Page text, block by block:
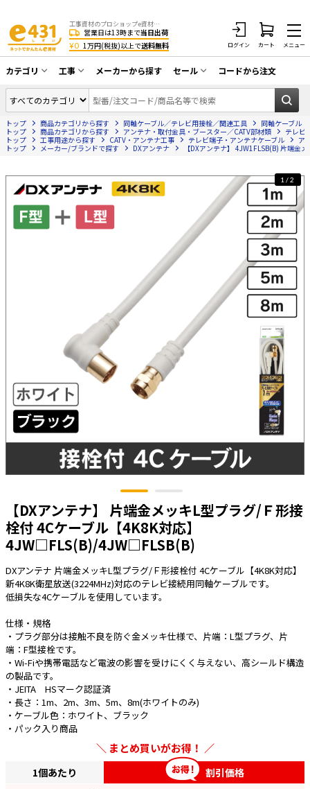
工事資材のプロショップe資材 CATV・アンテナ・防犯・光・LAN・電気・空調工事など
営業日は13時まで当日出荷
¥0 1万円(税抜)以上で送料無料 ログイン カート メニュー
カテゴリ
同軸ケーブル／テレビ用接栓／関連工具
アンテナ・取付金具・ブースター／CATV
部材類
配線補助具（モール・結束バンド・テー
防犯工事関連
HDMIケーブル・周辺機器／RCAケーブル
電話線／コネクタ／アダプタ
LANケーブル・コネクタ・関連資材/機器
エアコン・換気扇・空調資材
太陽光発電ケーブル・コネクタ・関連資
電源ケーブル／コネクタ／分電盤／ブレ
ーカ
照明・照明器具
スイッチ・コンセント（配線器具）
PF管/FEP管/CD管/情報線保護管
ボックス・ビニル電線管付属品・引き込
みカバー
工具関連
EV充電設備工事関連
感染症関連
その他
e431オリジナル
暑さ対策
販売終了品
工事
CATV・アンテナ工事
光工事・FTTH工事
エアコン・換気扇工事
防犯カメラ工事
LAN配線工事
電話工事
EV充電設備工事
照明設置工事
太陽光発電工事
ホテル・病院向け
メーカーから探す セール
在庫一掃セール
コードから注文
トップ 商品カテゴリから探す 同軸ケーブル／テレビ用接栓／関連工具
同軸ケーブル
トップ
商品カテゴリから探す アンテナ・取付金具・ブースター／CATV部材類
テレビ
トップ
工事用途から探す CATV・アンテナ工事 テレビ端子・アンテナケーブル
ア
トップ
メーカー/ブランドで探す DXアンテナ 【DXアンテナ】 4JW1FLSB(B) 片端金
【DXアンテナ】 片端金メッキL型プラグ/Ｆ形接
栓付 4Cケーブル【4K8K対応】
4JW□FLS(B)/4JW□FLSB(B)
1/2
DXアンテナ 片端金メッキL型プラグ/Ｆ形接栓付 4Cケーブル【4K8K対応】
新4K8K衛星放送(3224MHz)対応のテレビ接続用同軸ケーブルです。
低損失な4Cケーブルを使用しています。
仕様・規格
・プラグ部分は接触不良を防ぐ金メッキ仕様で、片端：L型プラグ、片
端：F型接栓です。
・Wi-Fiや携帯電話など電波の影響を受けにくく与えない、高シールド構造
の製品です。
・JEITA HSマーク認証済
・長さ：1m、2m、3m、5m、8m(ホワイトのみ)
・ケーブル色：ホワイト、ブラック
・パック入り商品
まとめ買いがお得！
1個あたり 割引価格